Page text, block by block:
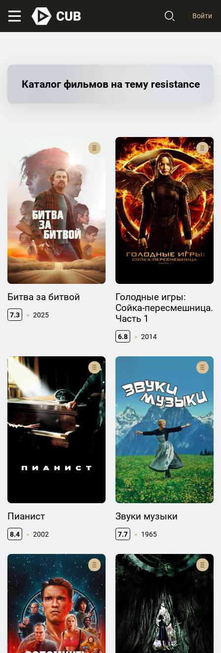
Войти
Каталог фильмов на тему resistance
Битва за битвой
7.3 2025
Голодные игры:
Сойка-пересмешница.
Часть 1
6.8 2014
Пианист
8.4 2002
Звуки музыки
7.7 1965